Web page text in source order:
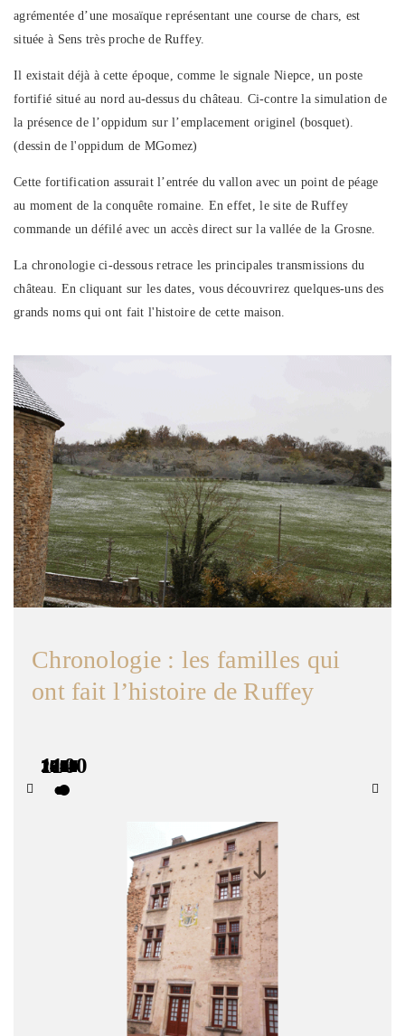
agrémentée d’une mosaïque représentant une course de chars, est
située à Sens très proche de Ruffey.
Il existait déjà à cette époque, comme le signale Niepce, un poste
fortifié situé au nord au-dessus du château. Ci-contre la simulation de
la présence de l’oppidum sur l’emplacement originel (bosquet).
(dessin de l'oppidum de MGomez)
Cette fortification assurait l’entrée du vallon avec un point de péage
au moment de la conquête romaine. En effet, le site de Ruffey
commande un défilé avec un accès direct sur la vallée de la Grosne.
La chronologie ci-dessous retrace les principales transmissions du
château. En cliquant sur les dates, vous découvrirez quelques-uns des
grands noms qui ont fait l'histoire de cette maison.
Chronologie : les familles qui
ont fait l’histoire de Ruffey
1100
1229
1311
1425
1520
1604
1641
1714
1733
1793
1876
1957
2007